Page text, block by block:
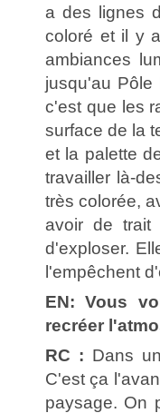
a des lignes
coloré et il y
ambiances
jusqu'au Pôle
c'est que les
surface de la
et la palette
travailler là-
très colorée,
avoir de trait
d'exploser.
l'empêchent
EN: Vous
recréer
RC : Dans
C'est ça
paysage. On